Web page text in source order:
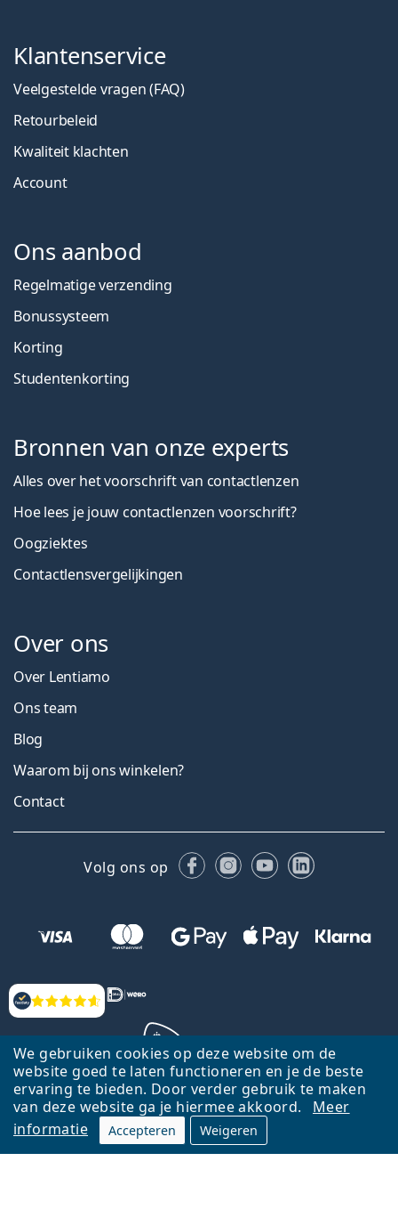
We gebruiken cookies op deze website om de
website goed te laten functioneren en je de beste
ervaring te bieden. Door verder gebruik te maken
van deze website ga je hiermee akkoord.
Meer
informatie
Accepteren Weigeren
Beoordelingen
Klantenservice
Veelgestelde vragen (FAQ)
Retourbeleid
Kwaliteit klachten
Account
Ons aanbod
Regelmatige verzending
Bonussysteem
Korting
Studentenkorting
Bronnen van onze experts
Alles over het voorschrift van contactlenzen
Hoe lees je jouw contactlenzen voorschrift?
Oogziektes
Contactlensvergelijkingen
Over ons
Over Lentiamo
Ons team
Blog
Waarom bij ons winkelen?
Contact
Volg ons op FacebookInstagram
YouTubeLinkedIn
Terug naar de homepagina
Ga omhoog
Lentiamo.nl is eigendom van en wordt beheerd door Lentiamo s.r.o.,
Tsjechië
Hier al 18 jaar voor jou.